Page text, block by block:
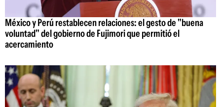
México y Perú restablecen relaciones: el gesto de "buena
voluntad" del gobierno de Fujimori que permitió el
acercamiento